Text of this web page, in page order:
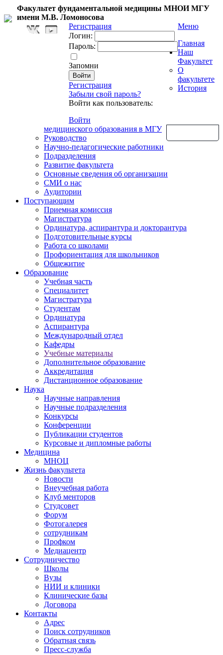
Факультет фундаментальной медицины МНОИ МГУ
имени М.В. Ломоносова
Регистрация
Логин:
Пароль:
Запомни
Регистрация
Забыли свой пароль?
Войти как пользователь:
Войти
Меню
Главная
Наш
Факультет
О
факультете
История
медицинского образования в МГУ
Руководство
Научно-педагогические работники
Подразделения
Развитие факультета
Основные сведения об организации
СМИ о нас
Аудитории
Поступающим
Приемная комиссия
Магистратура
Ординатура, аспирантура и докторантура
Подготовительные курсы
Работа со школами
Профориентация для школьников
Общежитие
Образование
Учебная часть
Специалитет
Магистратура
Студентам
Ординатура
Аспирантура
Международный отдел
Кафедры
Учебные материалы
Дополнительное образование
Аккредитация
Дистанционное образование
Наука
Научные направления
Научные подразделения
Конкурсы
Конференции
Публикации студентов
Курсовые и дипломные работы
Медицина
МНОЦ
Жизнь факультета
Новости
Внеучебная работа
Клуб менторов
Студсовет
Форум
Фотогалерея
сотрудникам
Профком
Медиацентр
Сотрудничество
Школы
Вузы
НИИ и клиники
Клинические базы
Договора
Контакты
Адрес
Поиск сотрудников
Обратная связь
Пресс-служба